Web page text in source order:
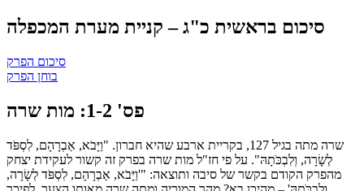
סיכום בראשית כ"ג – קניית מערת המכפלה
סיכום הפרק
בוחן הפרק
פס' 1-2: מות שרה
שרה מתה בגיל 127, בקריית ארבע שהיא חברון. "וַיָּבֹא, אַבְרָהָם, לִסְפֹּד
לְשָׂרָה, וְלִבְכֹּתָהּ". על פי חז"ל מות שרה בפרק זה קשור לעקידת יצחק
מהפרק הקודם בקשר של סיבה ותוצאה: "'וַיָּבֹא, אַבְרָהָם, לִסְפֹּד לְשָׂרָה,